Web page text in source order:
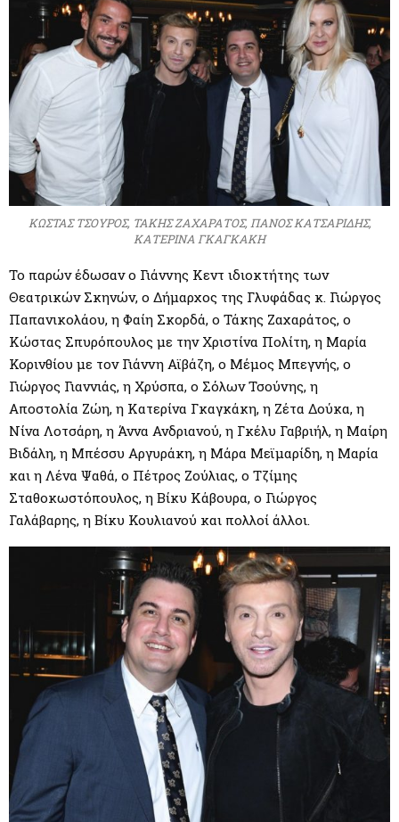
ΚΩΣΤΑΣ ΤΣΟΥΡΟΣ, ΤΑΚΗΣ ΖΑΧΑΡΑΤΟΣ, ΠΑΝΟΣ ΚΑΤΣΑΡΙΔΗΣ,
ΚΑΤΕΡΙΝΑ ΓΚΑΓΚΑΚΗ
Το παρών έδωσαν ο Γιάννης Κεντ ιδιοκτήτης των
Θεατρικών Σκηνών, ο Δήμαρχος της Γλυφάδας κ. Γιώργος
Παπανικολάου, η Φαίη Σκορδά, ο Τάκης Ζαχαράτος, ο
Κώστας Σπυρόπουλος με την Χριστίνα Πολίτη, η Μαρία
Κορινθίου με τον Γιάννη Αϊβάζη, ο Μέμος Μπεγνής, ο
Γιώργος Γιαννιάς, η Χρύσπα, ο Σόλων Τσούνης, η
Αποστολία Ζώη, η Κατερίνα Γκαγκάκη, η Ζέτα Δούκα, η
Νίνα Λοτσάρη, η Άννα Ανδριανού, η Γκέλυ Γαβριήλ, η Μαίρη
Βιδάλη, η Μπέσσυ Αργυράκη, η Μάρα Μεϊμαρίδη, η Μαρία
και η Λένα Ψαθά, ο Πέτρος Ζούλιας, ο Τζίμης
Σταθοκωστόπουλος, η Βίκυ Κάβουρα, ο Γιώργος
Γαλάβαρης, η Βίκυ Κουλιανού και πολλοί άλλοι.